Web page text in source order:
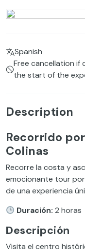
Spanish
Free cancellation if
the start of the
Description
Recorrido
Colinas
Recorre la costa y
emocionante tour
de una experiencia
Duración: 2 horas
Descripción
Visita el centro